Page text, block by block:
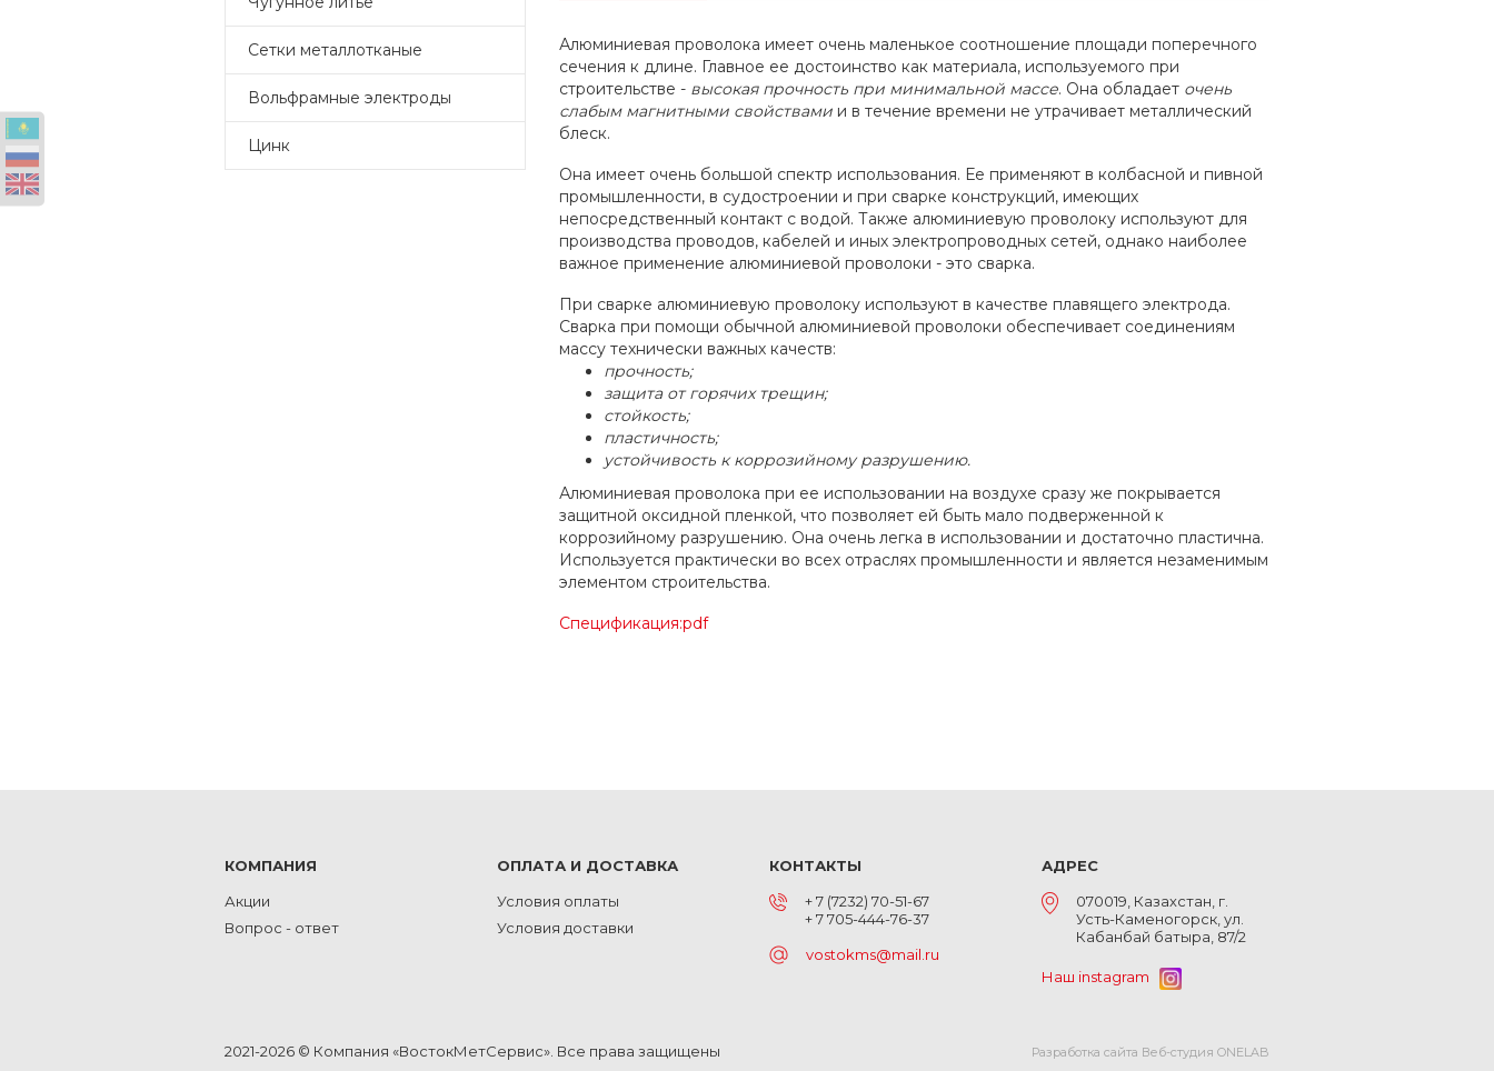
Сетки металлотканые
Вольфрамные электроды
Цинк
Алюминиевая проволока имеет очень маленькое соотношение площади поперечного
сечения к длине. Главное ее достоинство как материала, используемого при
строительстве - высокая прочность при минимальной массе. Она обладает очень
слабым магнитными свойствамии в течение времени не утрачивает металлический
блеск.
Она имеет очень большой спектр использования. Ее применяют в колбасной и пивной
промышленности, в судостроении и при сварке конструкций, имеющих
непосредственный контакт с водой. Также алюминиевую проволоку используют для
производства проводов, кабелей и иных электропроводных сетей, однако наиболее
важное применение алюминиевой проволоки - это сварка.
При сварке алюминиевую проволоку используют в качестве плавящего электрода.
Сварка при помощи обычной алюминиевой проволоки обеспечивает соединениям
массу технически важных качеств:
прочность;
защита от горячих трещин;
стойкость;
пластичность;
устойчивость к коррозийному разрушению.
Алюминиевая проволока при ее использовании на воздухе сразу же покрывается
защитной оксидной пленкой, что позволяет ей быть мало подверженной к
коррозийному разрушению. Она очень легка в использовании и достаточно пластична.
Используется практически во всех отраслях промышленности и является незаменимым
элементом строительства.
Спецификация:pdf
КОМПАНИЯ
Акции
Вопрос - ответ
ОПЛАТА И ДОСТАВКА
Условия оплаты
Условия доставки
КОНТАКТЫ
+ 7 (7232) 70-51-67
+ 7 705-444-76-37
vostokms@mail.ru
АДРЕС
070019, Казахстан, г.
Усть-Каменогорск, ул.
Кабанбай батыра, 87/2
Наш instagram
2021-2026 © Компания «ВостокМетСервис». Все права защищены Разработка сайта Веб-студия ONELAB